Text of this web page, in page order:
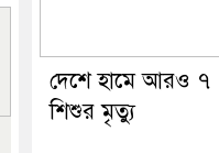
দেশে হামে আরও ৭
শিশুর মৃত্যু